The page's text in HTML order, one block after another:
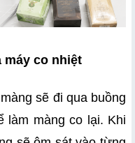
máy co nhiệt
sẽ đi qua buồng
làm màng co lại. Khi